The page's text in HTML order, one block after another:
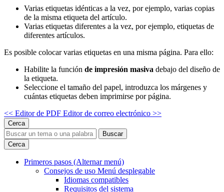
Varias etiquetas idénticas a la vez, por ejemplo, varias copias
de la misma etiqueta del artículo.
Varias etiquetas diferentes a la vez, por ejemplo, etiquetas de
diferentes artículos.
Es posible colocar varias etiquetas en una misma página. Para ello:
Habilite la función de impresión masiva debajo del diseño de
la etiqueta.
Seleccione el tamaño del papel, introduzca los márgenes y
cuántas etiquetas deben imprimirse por página.
<< Editor de PDF Editor de correo electrónico >>
Cerca
Buscar
Cerca
Primeros pasos (Alternar menú)
Consejos de uso Menú desplegable
Idiomas compatibles
Requisitos del sistema